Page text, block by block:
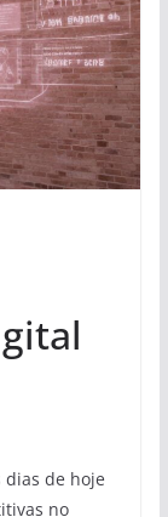
dias de hoje
no